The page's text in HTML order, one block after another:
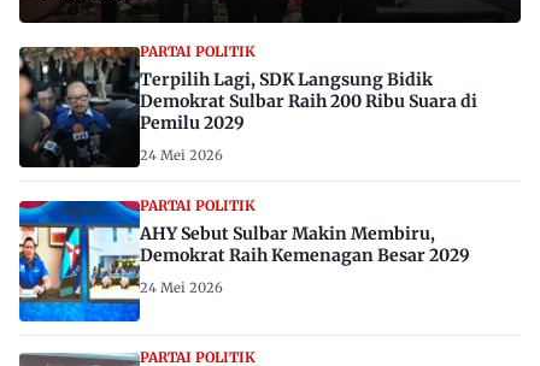
PARTAI POLITIK
Terpilih Lagi, SDK Langsung Bidik
Demokrat Sulbar Raih 200 Ribu Suara di
Pemilu 2029
24 Mei 2026
PARTAI POLITIK
AHY Sebut Sulbar Makin Membiru,
Demokrat Raih Kemenagan Besar 2029
24 Mei 2026
PARTAI POLITIK